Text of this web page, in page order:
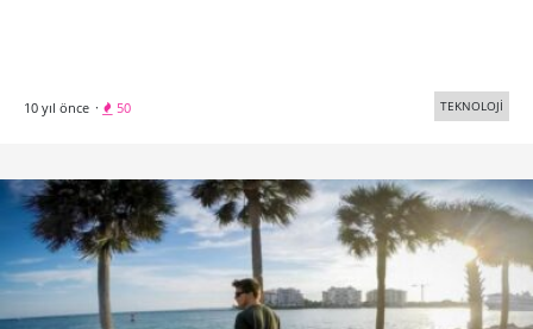
10 yıl önce · 50 TEKNOLOJİ